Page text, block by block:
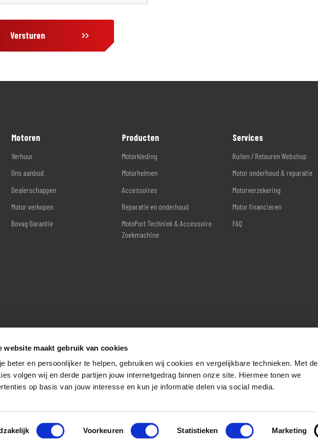
website maakt gebruik van cookies
beter en persoonlijker te helpen, gebruiken wij cookies en vergelijkbare technieken. Met de
volgen wij en derde partijen jouw internetgedrag binnen onze site. Hiermee tonen we
op basis van jouw interesse en kun je informatie delen via social media.
Voorkeuren Statistieken Marketing
Versturen
Motoren
Verhuur
Ons aanbod
Dealerschappen
Motor verkopen
Bovag Garantie
Producten
Motorkleding
Motorhelmen
Accessoires
Reparatie en onderhoud
MotoPort Techniek & Accessoire
Zoekmachine
Services
Ruilen / Retouren Webshop
Motor onderhoud & reparatie
Motorverzekering
Motor financieren
FAQ